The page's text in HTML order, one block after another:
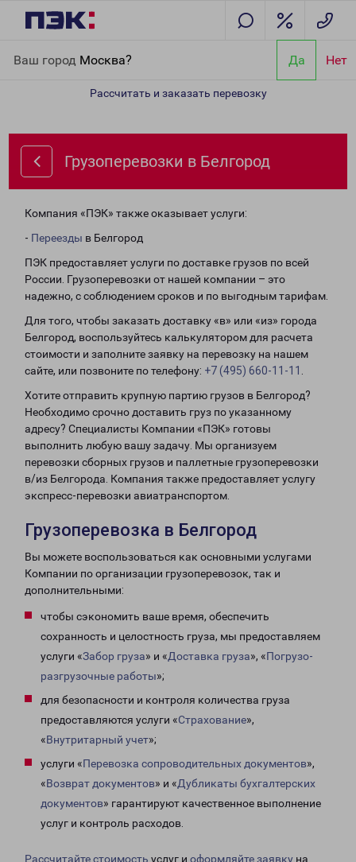
Ваш город Москва? Да Нет
Рассчитать и заказать перевозку
Грузоперевозки в Белгород
Компания «ПЭК» также оказывает услуги:
- Переезды в Белгород
ПЭК предоставляет услуги по доставке грузов по всей
России. Грузоперевозки от нашей компании – это
надежно, с соблюдением сроков и по выгодным тарифам.
Для того, чтобы заказать доставку «в» или «из» города
Белгород, воспользуйтесь калькулятором для расчета
стоимости и заполните заявку на перевозку на нашем
сайте, или позвоните по телефону: +7 (495) 660-11-11
Хотите отправить крупную партию грузов в Белгород?
Необходимо срочно доставить груз по указанному
адресу? Специалисты Компании «ПЭК» готовы
выполнить любую вашу задачу. Мы организуем
перевозки сборных грузов и паллетные грузоперевозки
в/из Белгорода. Компания также предоставляет услугу
экспресс-перевозки авиатранспортом.
Грузоперевозка в Белгород
Вы можете воспользоваться как основными услугами
Компании по организации грузоперевозок, так и
дополнительными:
чтобы сэкономить ваше время, обеспечить
сохранность и целостность груза, мы предоставляем
услуги «Забор груза» и «Доставка груза», «Погрузо-
разгрузочные работы»;
для безопасности и контроля количества груза
предоставляются услуги «Страхование»,
«Внутритарный учет»;
услуги «Перевозка сопроводительных документов»,
«Возврат документов» и «Дубликаты бухгалтерских
документов» гарантируют качественное выполнение
услуг и контроль расходов.
Рассчитайте стоимость услуг и оформляйте заявку на